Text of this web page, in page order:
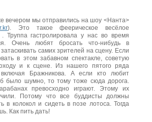
вечером мы отправились на шоу <Нанта>
). Это такое феерическое весёлое
. Труппа гастролировала у нас во время
Очень любят бросать что-нибудь в
самих зрителей на сцену. Если
в этом забавном спектакле, советую
и к сцене. Из нашего пятого ряда
Бражникова. А если кто любит
было шумно, то тому тоже сюда дорога.
превосходно играют. Этому их
Потому что все буддисты должны
в колокол и сидеть в позе лотоса. Тогда
Как пить дать!